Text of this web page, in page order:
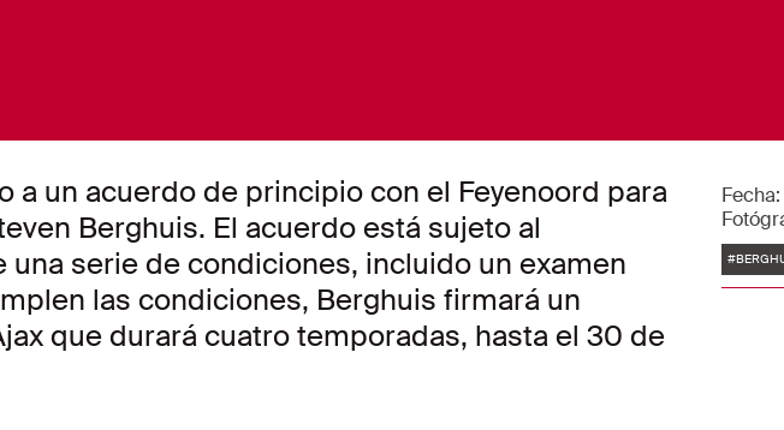
a un acuerdo de principio con el Feyenoord para
Berghuis. El acuerdo está sujeto al
serie de condiciones, incluido un examen
las condiciones, Berghuis firmará un
que durará cuatro temporadas, hasta el 30 de
Fecha: